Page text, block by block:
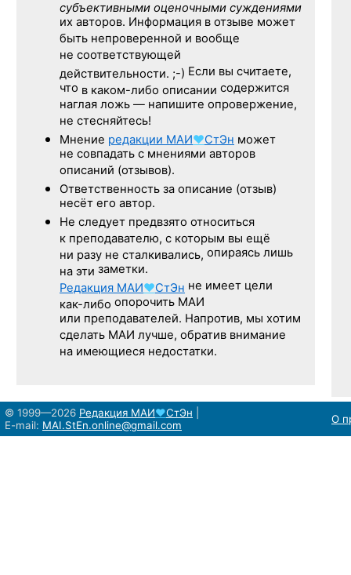
субъективными оценочными суждениями
их авторов. Информация в отзыве может
быть непроверенной и вообще
не соответствующей
действительности. ;-) Если вы считаете,
что в каком-либо описании содержится
наглая ложь — напишите опровержение,
не стесняйтесь!
Мнение редакции МАИ♥СтЭн может
не совпадать с мнениями авторов
описаний (отзывов).
Ответственность за описание (отзыв)
несёт его автор.
Не следует предвзято относиться
к преподавателю, с которым вы ещё
ни разу не сталкивались, опираясь лишь
на эти заметки.
Редакция МАИ♥СтЭн не имеет цели
как-либо опорочить МАИ
или преподавателей. Напротив, мы хотим
сделать МАИ лучше, обратив внимание
на имеющиеся недостатки.
© 1999—2026 Редакция МАИ♥СтЭн
E-mail: MAI.StEn.online@gmail.com О